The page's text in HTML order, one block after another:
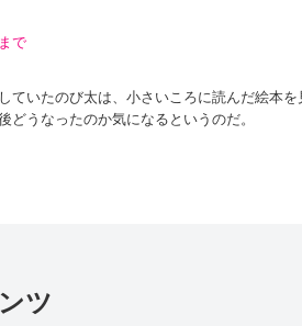
で
ていたのび太は、小さいころに読んだ絵本
どうなったのか気になるというのだ。
界に入ることのできる『絵本入りこみぐ
ツ